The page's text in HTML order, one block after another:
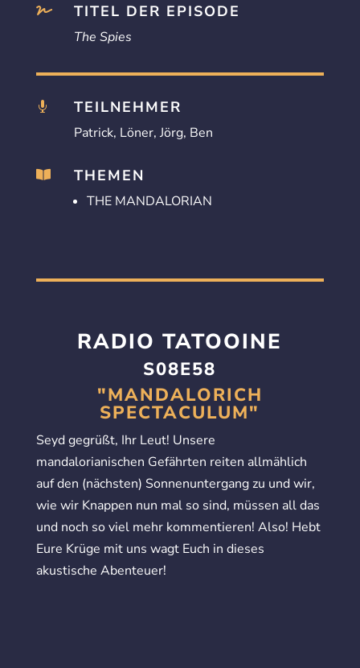
 TITEL DER EPISODE
The Spies
 TEILNEHMER
Patrick, Löner, Jörg, Ben
 THEMEN
THE MANDALORIAN
RADIO TATOOINE
S08E58
"MANDALORICH
SPECTACULUM"
Seyd gegrüßt, Ihr Leut! Unsere
mandalorianischen Gefährten reiten allmählich
auf den (nächsten) Sonnenuntergang zu und wir,
wie wir Knappen nun mal so sind, müssen all das
und noch so viel mehr kommentieren! Also! Hebt
Eure Krüge mit uns wagt Euch in dieses
akustische Abenteuer!